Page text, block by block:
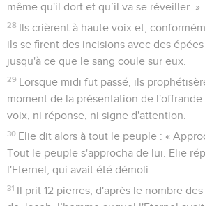
même qu'il dort et qu’il va se réveiller. »
28 Ils crièrent à haute voix et,
ils se firent des incisions avec des
jusqu'à ce que le sang coule sur eux.
29 Lorsque midi fut passé, ils
moment de la présentation de
voix, ni réponse, ni signe d'attention.
30 Elie dit alors à tout le peuple : «
Tout le peuple s'approcha de lui. Elie
l'Eternel, qui avait été démoli.
31 Il prit 12 pierres, d'après le nombre